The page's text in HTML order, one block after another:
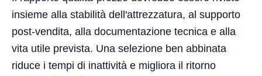
insieme alla stabilità dell'attrezzatura, al supporto
post-vendita, alla documentazione tecnica e alla
vita utile prevista. Una selezione ben abbinata
riduce i tempi di inattività e migliora il ritorno